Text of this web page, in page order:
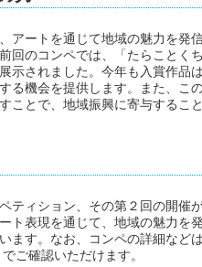
アートを通じて地域の魅力を発
回のコンペでは、「たらことく
示されました。今年も入賞作品
る機会を提供します。また、こ
ことで、地域振興に寄与するこ
ティション、その第２回の開催
ト表現を通じて、地域の魅力を
ます。なお、コンペの詳細など
でご確認いただけます。